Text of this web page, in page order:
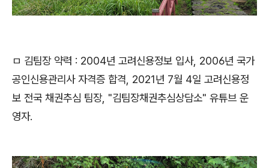
ㅁ 김팀장 약력 : 2004년 고려신용정보 입사, 2006년 국가
공인신용관리사 자격증 합격, 2021년 7월 4일 고려신용정
보 전국 채권추심 팀장, "김팀장채권추심상담소" 유튜브 운
영자.